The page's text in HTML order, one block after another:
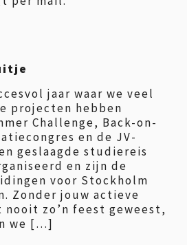
jaar waar we veel
projecten hebben
Challenge, Back-on-
en de JV-
geslaagde studiereis
en zijn de
voor Stockholm
Zonder jouw actieve
nooit zo’n feest geweest,
we […]